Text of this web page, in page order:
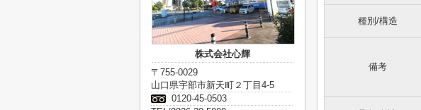
種別/構造
備考
株式会社心輝
〒755-0029
山口県宇部市新天町２丁目4-5
0120-45-0503